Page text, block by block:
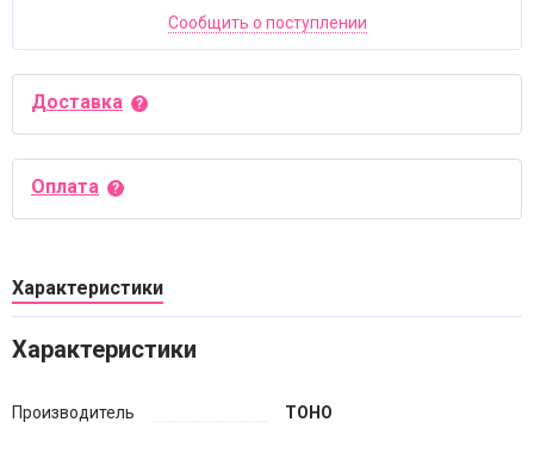
Сообщить о поступлении
Доставка
Оплата
Характеристики
Характеристики
Производитель TOHO